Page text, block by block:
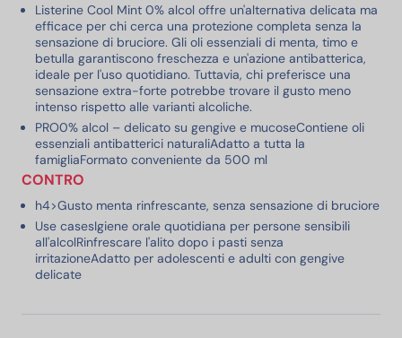
Listerine Cool Mint 0% alcol offre un'alternativa delicata ma
efficace per chi cerca una protezione completa senza la
sensazione di bruciore. Gli oli essenziali di menta, timo e
betulla garantiscono freschezza e un'azione antibatterica,
ideale per l'uso quotidiano. Tuttavia, chi preferisce una
sensazione extra-forte potrebbe trovare il gusto meno
intenso rispetto alle varianti alcoliche.
PRO0% alcol – delicato su gengive e mucoseContiene oli
essenziali antibatterici naturaliAdatto a tutta la
famigliaFormato conveniente da 500 ml
CONTRO
h4>Gusto menta rinfrescante, senza sensazione di bruciore
Use casesIgiene orale quotidiana per persone sensibili
all'alcolRinfrescare l'alito dopo i pasti senza
irritazioneAdatto per adolescenti e adulti con gengive
delicate